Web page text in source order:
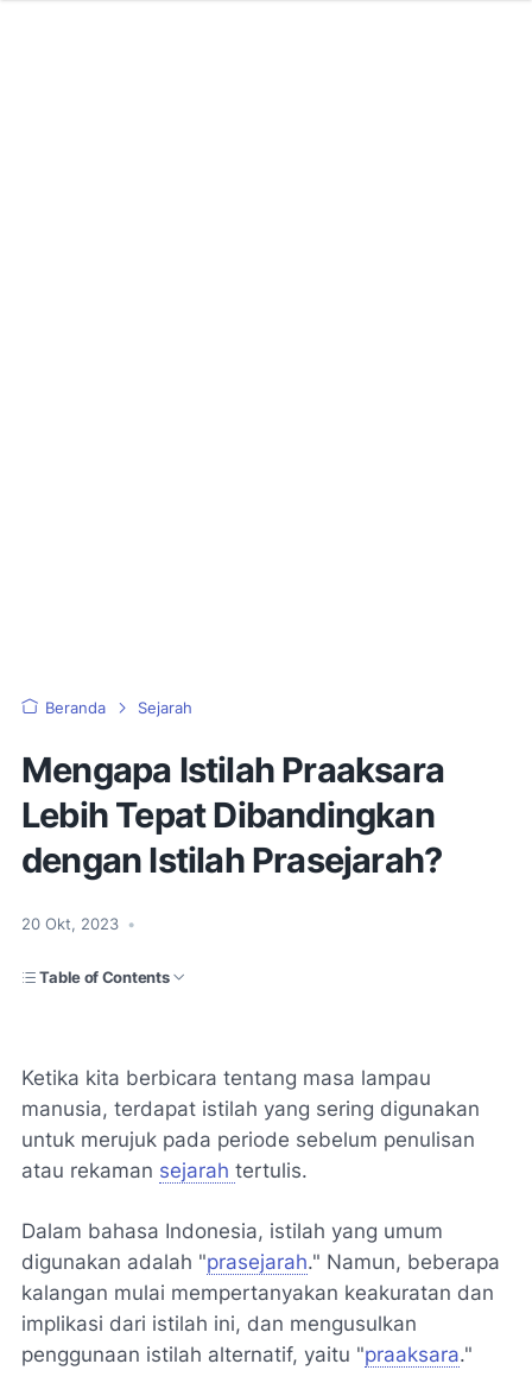
Beranda Sejarah
Mengapa Istilah Praaksara
Lebih Tepat Dibandingkan
dengan Istilah Prasejarah?
20 Okt, 2023 •
Table of Contents
Ketika kita berbicara tentang masa lampau
manusia, terdapat istilah yang sering digunakan
untuk merujuk pada periode sebelum penulisan
atau rekaman sejarah tertulis.
Dalam bahasa Indonesia, istilah yang umum
digunakan adalah "prasejarah." Namun, beberapa
kalangan mulai mempertanyakan keakuratan dan
implikasi dari istilah ini, dan mengusulkan
penggunaan istilah alternatif, yaitu "praaksara."